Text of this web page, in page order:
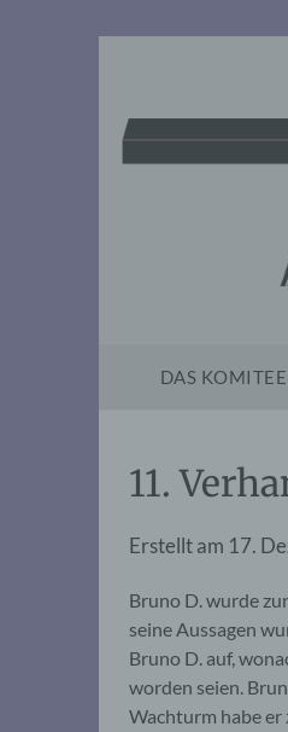
DAS KOMITEE
11.
Erstellt am 17.
Bruno D. wurde
seine Aussagen
Bruno D. auf,
worden seien.
Wachturm habe er